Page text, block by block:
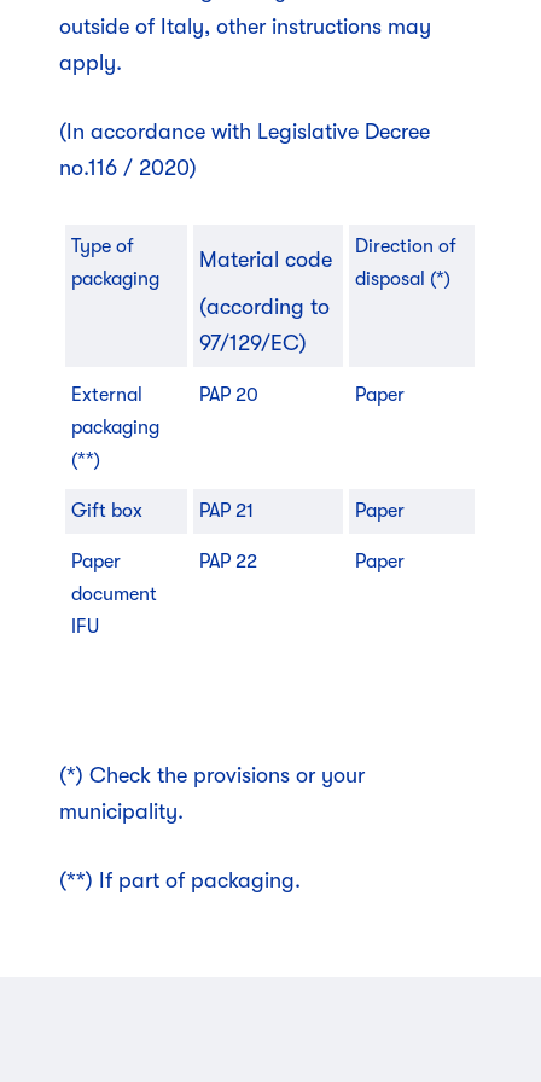
outside of Italy, other instructions may
apply.
(In accordance with Legislative Decree
no.116 / 2020)
Type of
packaging
Material code
(according to
97/129/EC)
Direction of
disposal (*)
External
packaging
(**)
PAP 20 Paper
Gift box PAP 21 Paper
Paper
document
IFU
PAP 22 Paper
(*) Check the provisions or your
municipality.
(**) If part of packaging.